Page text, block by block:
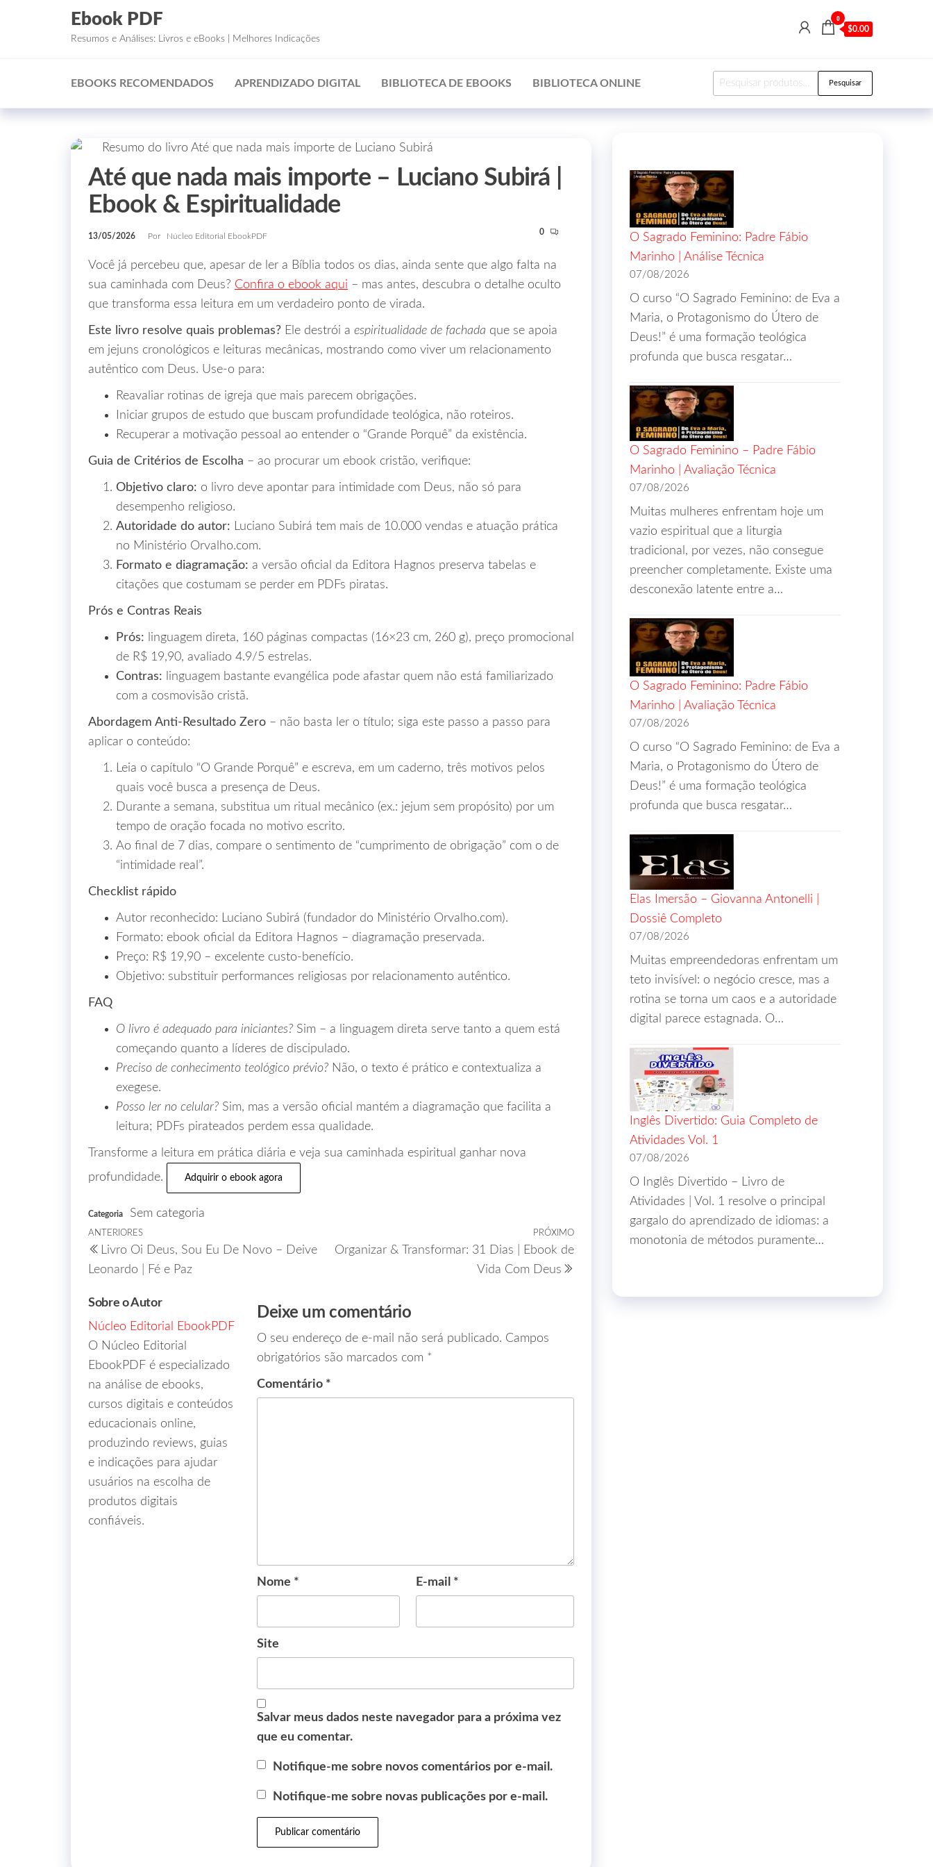
Ebook PDF
Resumos e Análises: Livros e eBooks | Melhores Indicações
0
$0.00
EBOOKS RECOMENDADOS APRENDIZADO DIGITAL BIBLIOTECA DE EBOOKS BIBLIOTECA ONLINE Pesquisar
Até que nada mais importe – Luciano Subirá |
Ebook & Espiritualidade
13/05/2026 Por Núcleo Editorial EbookPDF 0
Você já percebeu que, apesar de ler a Bíblia todos os dias, ainda sente que algo falta na
sua caminhada com Deus? Confira o ebook aqui – mas antes, descubra o detalhe oculto
que transforma essa leitura em um verdadeiro ponto de virada.
Este livro resolve quais problemas? Ele destrói a espiritualidade de fachada que se apoia
em jejuns cronológicos e leituras mecânicas, mostrando como viver um relacionamento
autêntico com Deus. Use‑o para:
Reavaliar rotinas de igreja que mais parecem obrigações.
Iniciar grupos de estudo que buscam profundidade teológica, não roteiros.
Recuperar a motivação pessoal ao entender o “Grande Porquê” da existência.
Guia de Critérios de Escolha – ao procurar um ebook cristão, verifique:
Objetivo claro: o livro deve apontar para intimidade com Deus, não só para
desempenho religioso.
Autoridade do autor: Luciano Subirá tem mais de 10.000 vendas e atuação prática
no Ministério Orvalho.com.
Formato e diagramação: a versão oficial da Editora Hagnos preserva tabelas e
citações que costumam se perder em PDFs piratas.
Prós e Contras Reais
Prós: linguagem direta, 160 páginas compactas (16×23 cm, 260 g), preço promocional
de R$ 19,90, avaliado 4.9/5 estrelas.
Contras: linguagem bastante evangélica pode afastar quem não está familiarizado
com a cosmovisão cristã.
Abordagem Anti‑Resultado Zero – não basta ler o título; siga este passo a passo para
aplicar o conteúdo:
Leia o capítulo “O Grande Porquê” e escreva, em um caderno, três motivos pelos
quais você busca a presença de Deus.
Durante a semana, substitua um ritual mecânico (ex.: jejum sem propósito) por um
tempo de oração focada no motivo escrito.
Ao final de 7 dias, compare o sentimento de “cumprimento de obrigação” com o de
“intimidade real”.
Checklist rápido
Autor reconhecido: Luciano Subirá (fundador do Ministério Orvalho.com).
Formato: ebook oficial da Editora Hagnos – diagramação preservada.
Preço: R$ 19,90 – excelente custo‑benefício.
Objetivo: substituir performances religiosas por relacionamento autêntico.
FAQ
O livro é adequado para iniciantes? Sim – a linguagem direta serve tanto a quem está
começando quanto a líderes de discipulado.
Preciso de conhecimento teológico prévio? Não, o texto é prático e contextualiza a
exegese.
Posso ler no celular? Sim, mas a versão oficial mantém a diagramação que facilita a
leitura; PDFs pirateados perdem essa qualidade.
Transforme a leitura em prática diária e veja sua caminhada espiritual ganhar nova
profundidade.
Adquirir o ebook agora
Categoria Sem categoria
ANTERIORES
Livro Oi Deus, Sou Eu De Novo – Deive
Leonardo | Fé e Paz
PRÓXIMO
Organizar & Transformar: 31 Dias | Ebook de
Vida Com Deus
Sobre o Autor
Núcleo Editorial EbookPDF
O Núcleo Editorial
EbookPDF é especializado
na análise de ebooks,
cursos digitais e conteúdos
educacionais online,
produzindo reviews, guias
e indicações para ajudar
usuários na escolha de
produtos digitais
confiáveis.
Deixe um comentário
O seu endereço de e-mail não será publicado. Campos
obrigatórios são marcados com *
Comentário *
Nome * E-mail *
Site
Salvar meus dados neste navegador para a próxima vez
que eu comentar.
Notifique-me sobre novos comentários por e-mail.
Notifique-me sobre novas publicações por e-mail.
O Sagrado Feminino: Padre Fábio
Marinho | Análise Técnica
07/08/2026
O curso “O Sagrado Feminino: de Eva a
Maria, o Protagonismo do Útero de
Deus!” é uma formação teológica
profunda que busca resgatar…
O Sagrado Feminino – Padre Fábio
Marinho | Avaliação Técnica
07/08/2026
Muitas mulheres enfrentam hoje um
vazio espiritual que a liturgia
tradicional, por vezes, não consegue
preencher completamente. Existe uma
desconexão latente entre a…
O Sagrado Feminino: Padre Fábio
Marinho | Avaliação Técnica
07/08/2026
O curso “O Sagrado Feminino: de Eva a
Maria, o Protagonismo do Útero de
Deus!” é uma formação teológica
profunda que busca resgatar…
Elas Imersão – Giovanna Antonelli |
Dossiê Completo
07/08/2026
Muitas empreendedoras enfrentam um
teto invisível: o negócio cresce, mas a
rotina se torna um caos e a autoridade
digital parece estagnada. O…
Inglês Divertido: Guia Completo de
Atividades Vol. 1
07/08/2026
O Inglês Divertido – Livro de
Atividades | Vol. 1 resolve o principal
gargalo do aprendizado de idiomas: a
monotonia de métodos puramente…